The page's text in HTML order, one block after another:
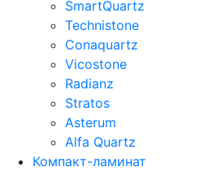
SmartQuartz
Technistone
Conaquartz
Vicostone
Radianz
Stratos
Asterum
Alfa Quartz
Компакт-ламинат